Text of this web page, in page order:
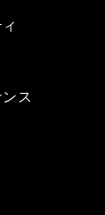
ス